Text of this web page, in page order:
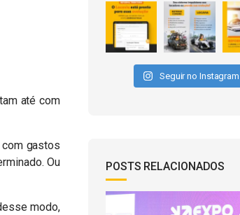
até com
gastos
Ou
modo,
Seguir no Instagram
POSTS RELACIONADOS